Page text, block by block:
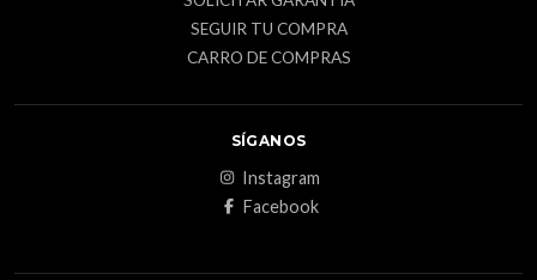
SEGUIR TU COMPRA
CARRO DE COMPRAS
SÍGANOS
Instagram
Facebook